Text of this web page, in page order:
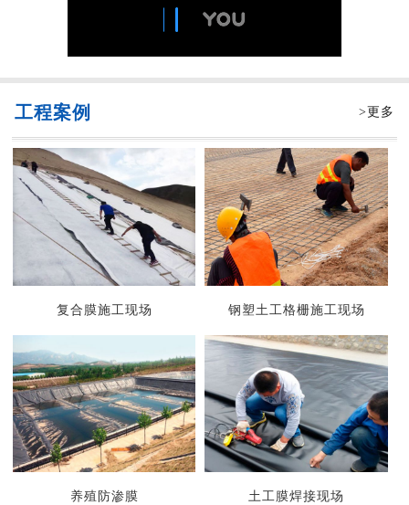
工程案例 >更多
复合膜施工现场 钢塑土工格栅施工现场
养殖防渗膜 土工膜焊接现场